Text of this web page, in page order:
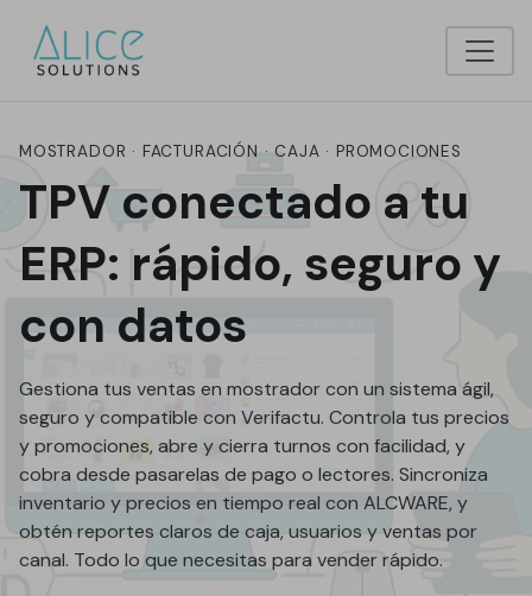
MOSTRADOR · FACTURACIÓN · CAJA · PROMOCIONES
TPV conectado a tu
ERP: rápido, seguro y
con datos
Gestiona tus ventas en mostrador con un sistema ágil,
seguro y compatible con Verifactu. Controla tus precios
y promociones, abre y cierra turnos con facilidad, y
cobra desde pasarelas de pago o lectores. Sincroniza
inventario y precios en tiempo real con ALCWARE, y
obtén reportes claros de caja, usuarios y ventas por
canal. Todo lo que necesitas para vender rápido.